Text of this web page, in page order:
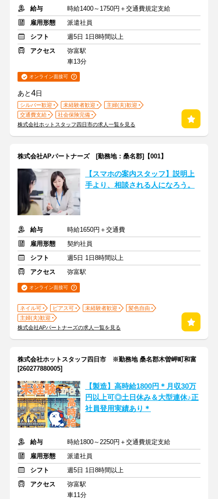
給与
時給1400～1750円＋交通費規定支給
雇用形態
派遣社員
シフト
週5日 1日8時間以上
アクセス
弥富駅
車13分
オンライン面接可
あと4日
シルバー歓迎 未経験者歓迎
主婦(夫)歓迎
交通費支給
社会保険完備
株式会社ホットスタッフ四日市の求人一覧を見る
株式会社APパートナーズ [勤務地：桑名郡]【001】
【スマホの案内スタッフ】説明上
手より、相談される人になろう。
給与
時給1650円＋交通費
雇用形態
契約社員
シフト
週5日 1日8時間以上
アクセス
弥富駅
オンライン面接可
ネイル可 ピアス可 未経験者歓迎
髪色自由
主婦(夫)歓迎
株式会社APパートナーズの求人一覧を見る
株式会社ホットスタッフ四日市 ※勤務地 桑名郡木曽岬町和富
[260277880005]
【製造】高時給1800円＊月収30万
円以上可◎土日休み＆大型連休♪正
社員登用実績あり＊
給与
時給1800～2250円＋交通費規定支給
雇用形態
派遣社員
シフト
週5日 1日8時間以上
アクセス
弥富駅
車11分